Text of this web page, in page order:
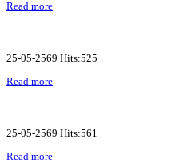
Read more
25-05-2569 Hits:525
Read more
25-05-2569 Hits:561
Read more